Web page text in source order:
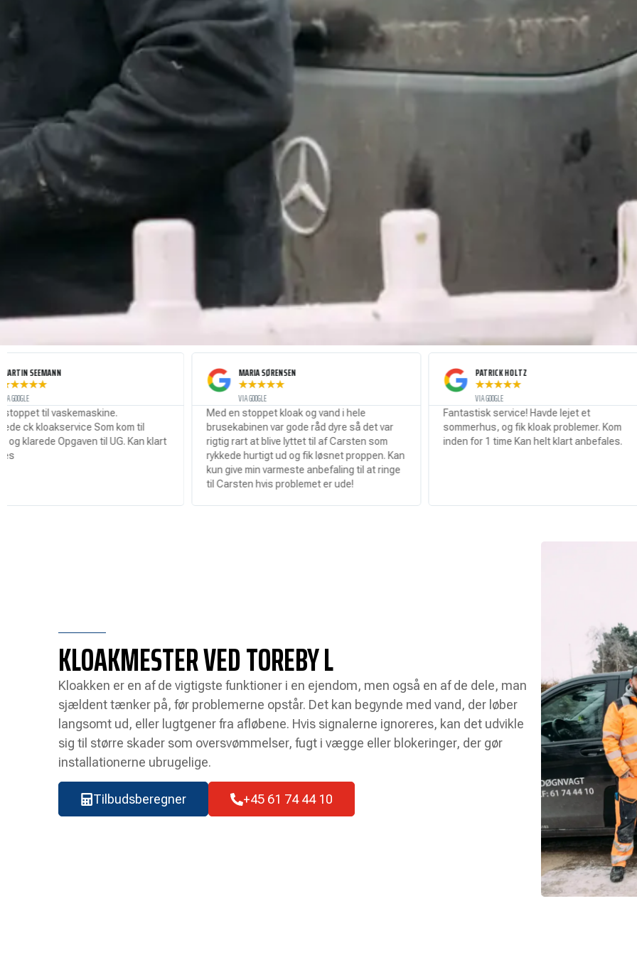
Som kom til
til UG. Kan klart
MARIA SØRENSEN
★★
Med en stoppet kloak og vand i hele
brusekabinen var gode råd dyre så det var
rigtig rart at blive lyttet til af Carsten som
rykkede hurtigt ud og fik løsnet proppen. Kan
kun give min varmeste anbefaling til at ringe
til Carsten hvis problemet er ude!
PATRICK HOLTZ
★★
Fantastisk service! Havde lejet et
sommerhus, og fik kloak problemer. Kom
inden for 1 time Kan helt klart anbefales.
KLOAKMESTER VED TOREBY L
Kloakken er en af de vigtigste funktioner i en ejendom, men også en af de dele, man
sjældent tænker på, før problemerne opstår. Det kan begynde med vand, der løber
langsomt ud, eller lugtgener fra afløbene. Hvis signalerne ignoreres, kan det udvikle
sig til større skader som oversvømmelser, fugt i vægge eller blokeringer, der gør
installationerne ubrugelige.
Tilbudsberegner +45 61 74 44 10